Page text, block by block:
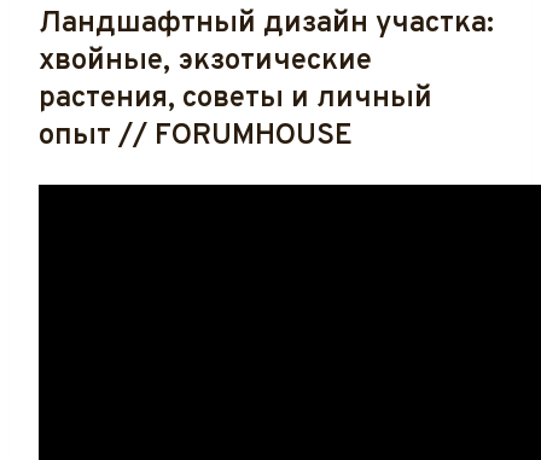
Ландшафтный дизайн участка:
хвойные, экзотические
растения, советы и личный
опыт // FORUMHOUSE